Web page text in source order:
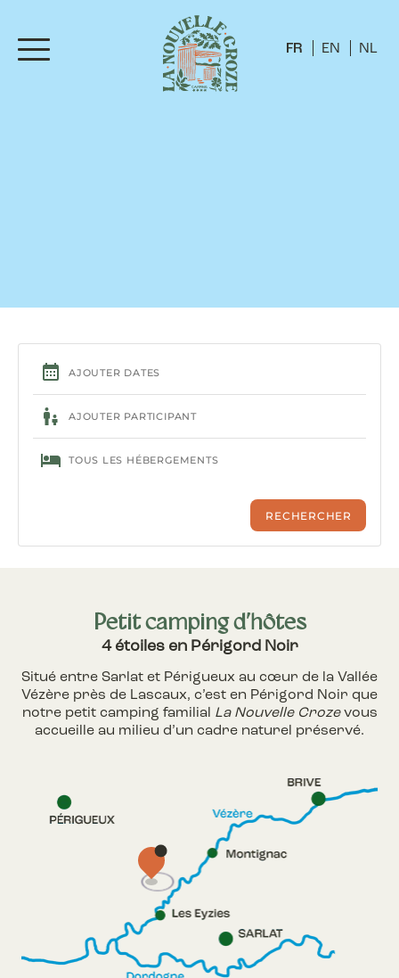
FR EN NL
Petit camping d’hôtes
4 étoiles en Périgord Noir
Situé entre Sarlat et Périgueux au cœur de la Vallée
Vézère près de Lascaux, c’est en Périgord Noir que
notre petit camping familial La Nouvelle Crozevous
accueille au milieu d’un cadre naturel préservé.